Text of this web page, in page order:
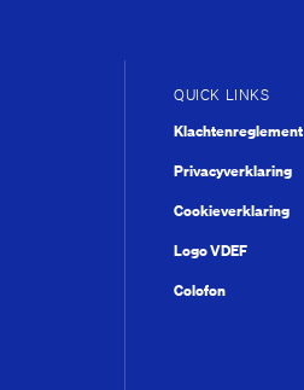
QUICK LINKS
Klachtenreglement
Privacyverklaring
Cookieverklaring
Logo VDEF
Colofon